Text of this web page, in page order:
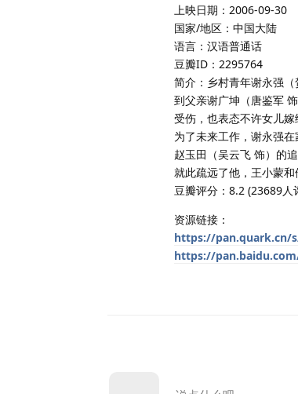
上映日期：2006-09-30
国家/地区：中国大陆
语言：汉语普通话
豆瓣ID：2295764
简介：乡村青年谢永强
到父亲谢广坤（唐鉴军
受伤，也表态不许女儿
为了未来工作，谢永强
赵玉田（吴云飞 饰）的
就此疏远了他，王小蒙
豆瓣评分：8.2 (23689人
资源链接：
https://pan.quark.cn/
https://pan.baidu.com/